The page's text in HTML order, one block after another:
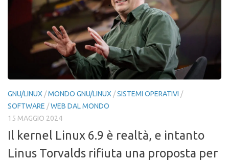
GNU/LINUX /MONDO GNU/LINUX /SISTEMI OPERATIVI /
SOFTWARE /WEB DAL MONDO
15 MAGGIO 2024
Il kernel Linux 6.9 è realtà, e intanto
Linus Torvalds rifiuta una proposta per